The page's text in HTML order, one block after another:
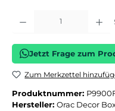
Produkt Anzahl: Gib den
Jetzt Frage zum
Zum Merkzettel
Produktnummer:
Hersteller: Orac Decor